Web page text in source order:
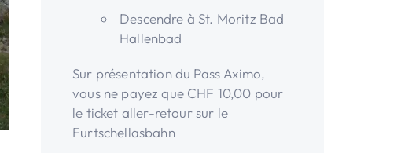
Descendre à St. Moritz Bad
Hallenbad
Sur présentation du Pass Aximo,
vous ne payez que CHF 10,00 pour
le ticket aller-retour sur le
Furtschellasbahn